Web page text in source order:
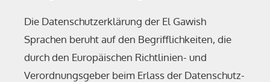
Die Datenschutzerklärung der El Gawish
Sprachen beruht auf den Begrifflichkeiten, die
durch den Europäischen Richtlinien- und
Verordnungsgeber beim Erlass der Datenschutz-